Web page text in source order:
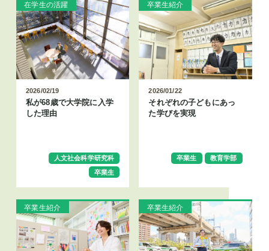
在学生の活躍
2026/02/19
私が68歳で大学院に入学
した理由
人文社会科学研究科
卒業生
卒業生紹介
2026/01/22
それぞれの子どもにあっ
た学びを実現
卒業生 教育学部
卒業生紹介 卒業生紹介